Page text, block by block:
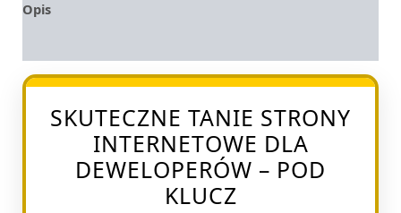
Opis
SKUTECZNE TANIE STRONY
INTERNETOWE DLA
DEWELOPERÓW – POD
KLUCZ